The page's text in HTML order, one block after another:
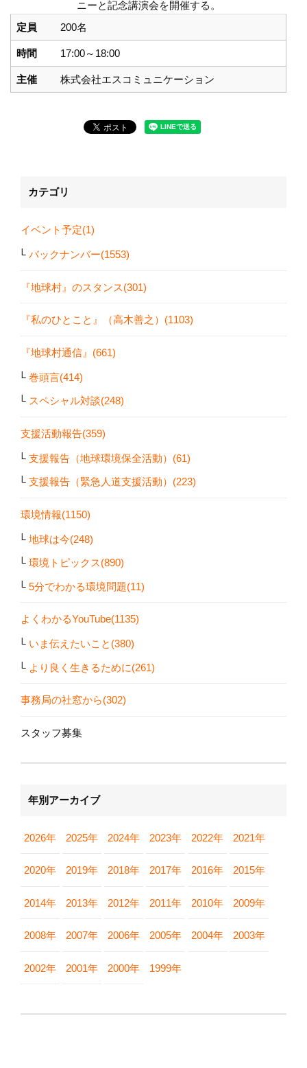
ニーと記念講演会を開催する。
定員
200名
時間 17:00～18:00
主催 株式会社エスコミュニケーション
カテゴリ
イベント予定(1)
バックナンバー(1553)
『地球村』のスタンス(301)
『私のひとこと』（高木善之）(1103)
『地球村通信』(661)
巻頭言(414)
スペシャル対談(248)
支援活動報告(359)
支援報告（地球環境保全活動）(61)
支援報告（緊急人道支援活動）(223)
環境情報(1150)
地球は今(248)
環境トピックス(890)
5分でわかる環境問題(11)
よくわかるYouTube(1135)
いま伝えたいこと(380)
より良く生きるために(261)
事務局の社窓から(302)
スタッフ募集
年別アーカイブ
2026年 2025年 2024年 2023年 2022年 2021年
2020年 2019年 2018年 2017年 2016年 2015年
2014年 2013年 2012年 2011年 2010年 2009年
2008年 2007年 2006年 2005年 2004年 2003年
2002年 2001年 2000年 1999年